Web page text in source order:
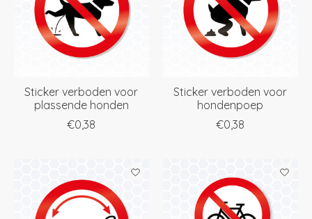
Sticker verboden voor
plassende honden
€0,38
Sticker verboden voor
hondenpoep
€0,38